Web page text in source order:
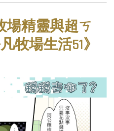
場精靈與超ㄎ
牧場生活51》